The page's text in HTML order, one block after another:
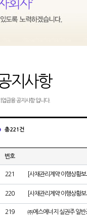
지사항
업금융 공지사항 입니다.
총 221건
번호
221 [사채관리계약 이행상황
220 [사채관리계약 이행상황
219 ㈜에스에너지 실권주 일반